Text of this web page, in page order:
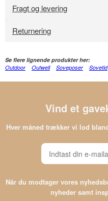
Fragt og levering
Returnering
Se flere lignende produkter her:
Outdoor
Outwell Soveposer Sovetid
Vind et
Hver måned trækker vi lod
Når du modtager vores
nyheder samt